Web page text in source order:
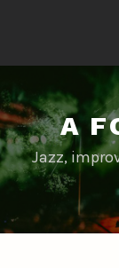
A
Jazz,